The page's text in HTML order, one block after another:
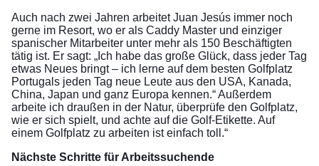
Auch nach zwei Jahren arbeitet Juan Jesús immer noch
gerne im Resort, wo er als Caddy Master und einziger
spanischer Mitarbeiter unter mehr als 150 Beschäftigten
tätig ist. Er sagt: „Ich habe das große Glück, dass jeder Tag
etwas Neues bringt – ich lerne auf dem besten Golfplatz
Portugals jeden Tag neue Leute aus den USA, Kanada,
China, Japan und ganz Europa kennen.“ Außerdem
arbeite ich draußen in der Natur, überprüfe den Golfplatz,
wie er sich spielt, und achte auf die Golf-Etikette. Auf
einem Golfplatz zu arbeiten ist einfach toll.“
Nächste Schritte für Arbeitssuchende